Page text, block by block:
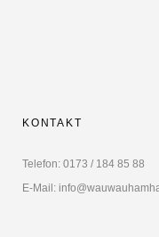
KONTAKT
Telefon: 0173 / 184 85 88
E-Mail: